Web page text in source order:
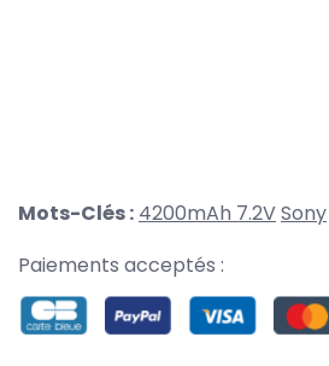
Mots-Clés : 4200mAh 7.2VSony
Paiements acceptés :